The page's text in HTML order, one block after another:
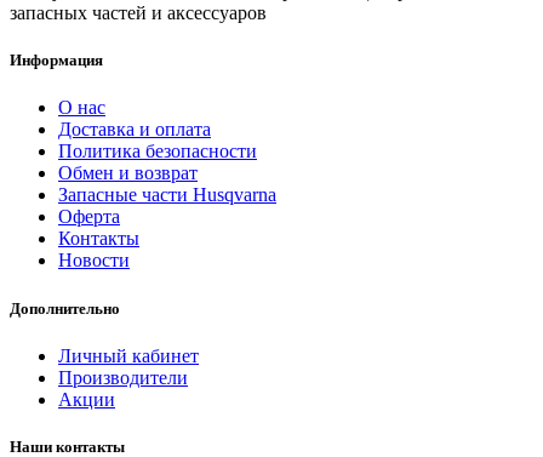
запасных частей и аксессуаров
Информация
О нас
Доставка и оплата
Политика безопасности
Обмен и возврат
Запасные части Husqvarna
Оферта
Контакты
Новости
Дополнительно
Личный кабинет
Производители
Акции
Наши контакты